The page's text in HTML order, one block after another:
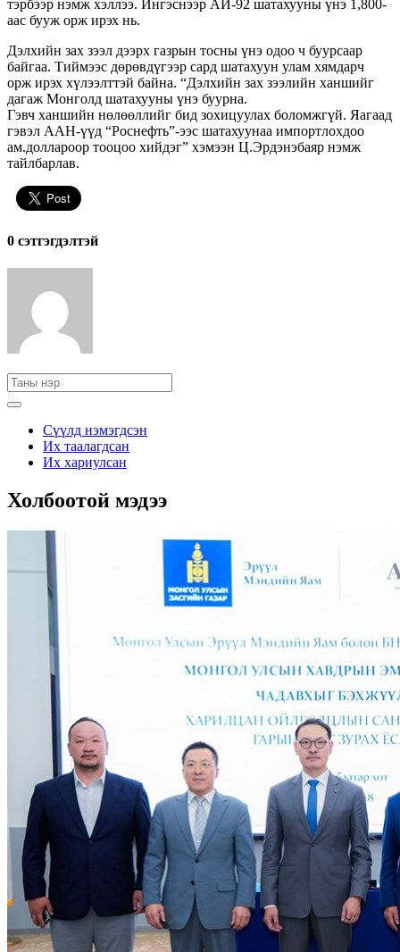
тэрбээр нэмж хэллээ. Ингэснээр АИ-92 шатахууны үнэ 1,800-
аас бууж орж ирэх нь.
Дэлхийн зах зээл дээрх газрын тосны үнэ одоо ч буурсаар
байгаа. Тиймээс дөрөвдүгээр сард шатахуун улам хямдарч
орж ирэх хүлээлттэй байна. “Дэлхийн зах зээлийн ханшийг
дагаж Монголд шатахууны үнэ буурна.
Гэвч ханшийн нөлөөллийг бид зохицуулах боломжгүй. Яагаад
гэвэл ААН-үүд “Роснефть”-ээс шатахуунаа импортлохдоо
ам.доллароор тооцоо хийдэг” хэмээн Ц.Эрдэнэбаяр нэмж
тайлбарлав.
0 cэтгэгдэлтэй
Сүүлд нэмэгдсэн
Их таалагдсан
Их хариулсан
Холбоотой мэдээ